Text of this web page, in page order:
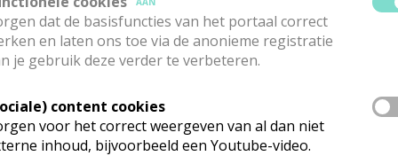
vanuit bisdom Brugge
dd 01/07/2025
dat de basisfuncties van het portaal correct
en laten ons toe via de anonieme registratie
je gebruik deze verder te verbeteren.
content cookies
voor het correct weergeven van al dan niet
inhoud, bijvoorbeeld een Youtube-video.